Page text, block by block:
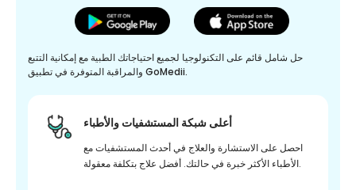
حل شامل قائم على التكنولوجيا لجميع احتياجاتك الطبية مع إمكانية التتبع
والمراقبة المتوفرة في تطبيق GoMedii.
أعلى شبكة المستشفيات والأطباء
احصل على الاستشارة والعلاج في أحدث المستشفيات مع
الأطباء الأكثر خبرة في حالتك. أفضل علاج بتكلفة معقولة.